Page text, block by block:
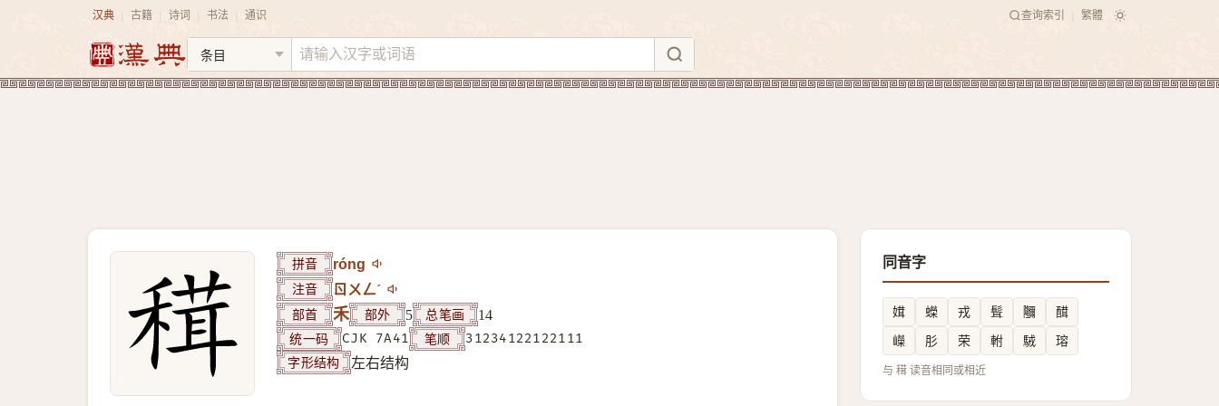
汉典 古籍 诗词 书法 通识 查询索引 繁體
拼音 róng
注音 ㄖㄨㄥˊ
部首 禾 部外 5 总笔画 14
统一码 CJK 7A41 笔顺 31234122122111
字形结构 左右结构
同音字
媶 蠑 戎 髶 鿧
䤊
嶸
肜 荣 軵 駥 瑢
与 穁 读音相同或相近